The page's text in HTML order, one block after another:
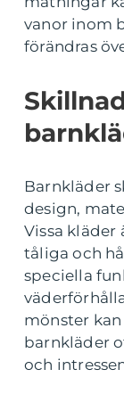
vanor inom
förändras
Barnkläder
design,
Vissa kläder
tåliga och
speciella
mönster
barnkläder
och